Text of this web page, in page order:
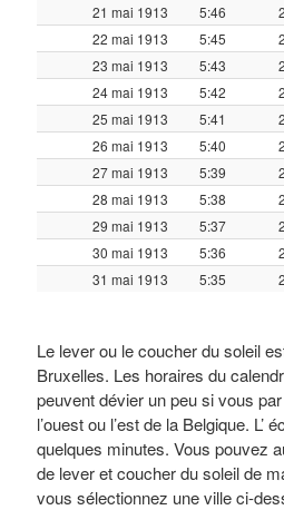
21 mai 1913
5:46
22 mai 1913
5:45
23 mai 1913
5:43
24 mai 1913
5:42
25 mai 1913
5:41
26 mai 1913
5:40
27 mai 1913
5:39
28 mai 1913
5:38
29 mai 1913
5:37
30 mai 1913
5:36
31 mai 1913
5:35
Le lever ou le coucher du soleil
Bruxelles. Les horaires du
peuvent dévier un peu si vous
l’ouest ou l’est de la Belgique. L’
quelques minutes. Vous pouvez
de lever et coucher du soleil de
vous sélectionnez une ville ci-